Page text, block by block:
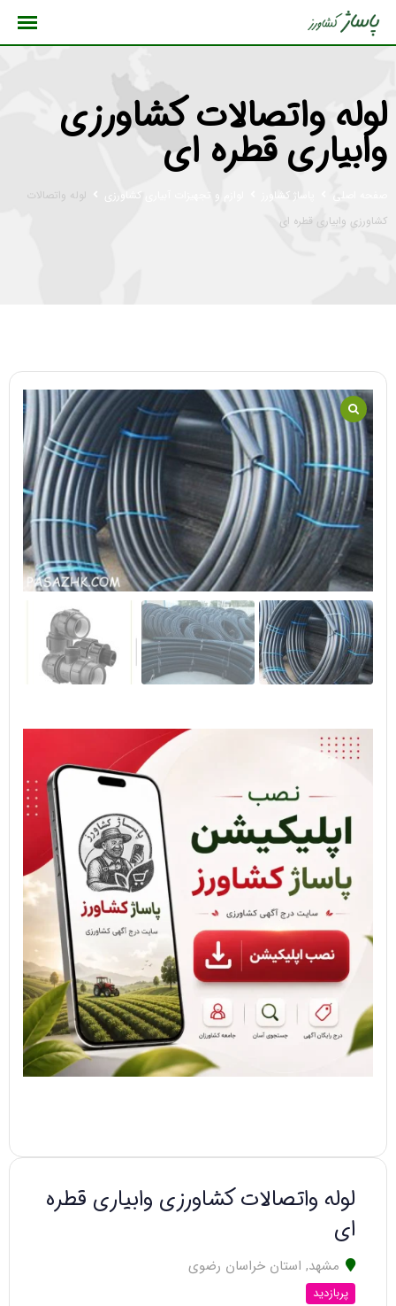
پرش
لوله واتصالات کشاورزی
وابیاری قطره ای
صفحه اصلی پاساژ کشاورز لوازم و تجهیزات آبیاری کشاورزی
لوله واتصالات
کشاورزی وابیاری قطره ای
لوله واتصالات کشاورزی وابیاری قطره
ای
مشهد, استان خراسان رضوی
پربازدید